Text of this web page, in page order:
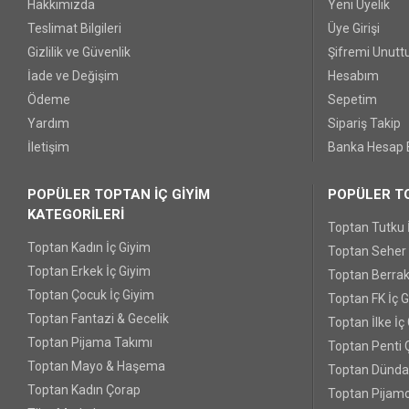
Hakkımızda
Teslimat Bilgileri
Gizlilik ve Güvenlik
İade ve Değişim
Ödeme
Yardım
İletişim
Yeni Üyelik
Üye Girişi
Şifremi
Hesabım
Sepetim
Sipariş Takip
Banka Hesap
POPÜLER TOPTAN İÇ GİYİM
KATEGORİLERİ
Toptan Kadın İç Giyim
Toptan Erkek İç Giyim
Toptan Çocuk İç Giyim
Toptan Fantazi & Gecelik
Toptan Pijama Takımı
Toptan Mayo & Haşema
Toptan Kadın Çorap
POPÜLER
Toptan Tutku
Toptan Seher
Toptan
Toptan FK İç
Toptan İlke İç
Toptan Penti
Toptan
Toptan